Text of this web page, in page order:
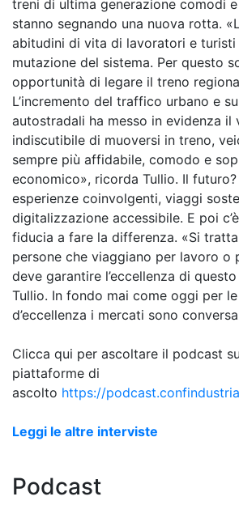
treni di ultima generazione comodi
stanno segnando una nuova rotta.
abitudini di vita di lavoratori e
mutazione del sistema. Per questo
opportunità di legare il treno
L’incremento del traffico urbano e
autostradali ha messo in evidenza il
indiscutibile di muoversi in treno,
sempre più affidabile, comodo e
economico», ricorda Tullio. Il
esperienze coinvolgenti, viaggi
digitalizzazione accessibile. E poi
fiducia a fare la differenza. «Si
persone che viaggiano per lavoro o
deve garantire l’eccellenza di
Tullio. In fondo mai come oggi per
d’eccellenza i mercati sono
Clicca qui per ascoltare il podcast
piattaforme di
ascolto https://
Leggi le altre interviste
Podcast